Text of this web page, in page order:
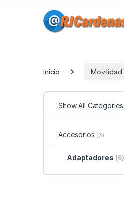
Inicio Movilidad
Show All Categories
Accesorios (6)
Adaptadores (6)